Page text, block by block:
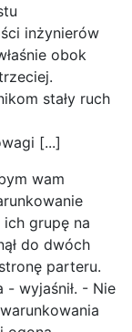
inżynierów
obok
stały ruch
[...]
wam
grupę na
do dwóch
parteru.
wyjaśnił. - Nie